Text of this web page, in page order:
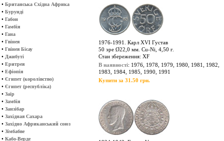
• Британська Східна Африка
• Бурунді
• Габон
• Гамбія
• Гана
• Гвінея
• Гвінея Бісау
• Джибуті
• Еритрея
• Ефіопія
• Єгипет (королівство)
• Єгипет (республіка)
• Заїр
• Замбія
• Занзібар
• Західная Сахара
• Західно Африканський союз
• Зімбабве
• Кабо-Верде
1976-1991. Карл ХVІ Густав
50 эре Ø22,0 мм. Cu-Ni, 4,50 г.
Стан збереження: XF
В наявності: 1976, 1978, 1979, 1980, 1981, 1982,
1983, 1984, 1985, 1990, 1991
Купити за 31.50 грн.